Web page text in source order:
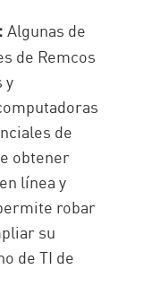
:Algunas de
de Remcos
y
de
obtener
línea y
robar
su
de TI de